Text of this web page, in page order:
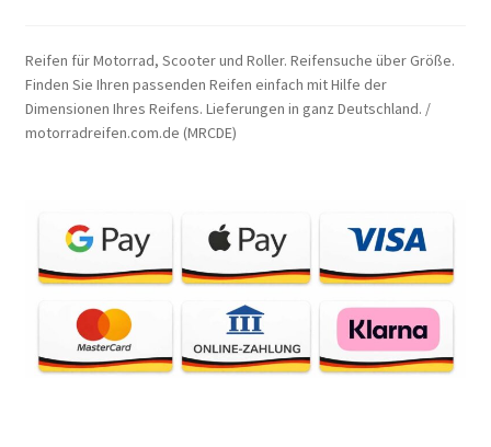
Reifen für Motorrad, Scooter und Roller. Reifensuche über Größe.
Finden Sie Ihren passenden Reifen einfach mit Hilfe der
Dimensionen Ihres Reifens. Lieferungen in ganz Deutschland. /
motorradreifen.com.de (MRCDE)